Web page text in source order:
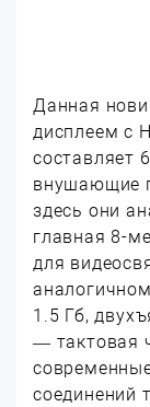
Данная
дисплеем с
составляет
внушающие
здесь они
главная 8-
для
1.5 Гб,
— тактовая
соединений